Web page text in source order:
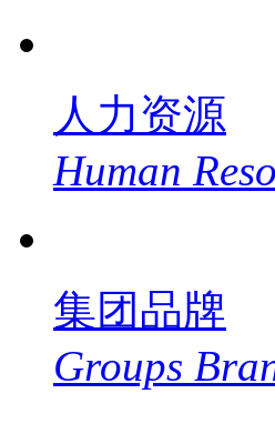
人力资源
Human
集团品牌
Groups